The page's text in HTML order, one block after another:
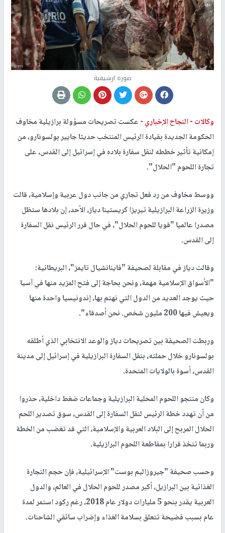
صورة ارشيفية
وكالات -النجاح الإخباري -عكست تصريحات مسؤولة برازيلية مخاوف
الحكومة الجديدة بقيادة الرئيس المنتخب حديثا جايير بولسونارو، من
إمكانية تأثير خططه لنقل سفارة بلاده في إسرائيل إلى القدس، على
تجارة اللحوم "الحلال".
ووسط مخاوف من رد فعل تجاري من جانب دول عربية وإسلامية، قالت
وزيرة الزراعة البرازيلية تيريزا كريستينا دياز، الأحد، إن بلادها ستظل
مصدرا عالميا "قويا للحوم الحلال"، في حال قرر الرئيس نقل السفارة
إلى القدس.
وقالت دياز في مقابلة لصحيفة "فاينانشيال تايمز"، البريطانية:
"الأسواق الإسلامية مهمة، ونحن بحاجة إلى فتح المزيد منها في آسيا
حيث يوجد العديد من الدول التي نهتم بها، إندونيسيا واحدة منها
ويعيش فيها 200 مليون شخص. نحن أصدقاء".
وربطت الصحيفة بين تصريحات دياز والوعد الانتخابي الذي أطلقه
بولسونارو خلال حملته، بنقل السفارة البرازيلية في إسرائيل إلى مدينة
القدس، أسوة بالولايات المتحدة.
وكان منتجو اللحوم المحلية البرازيلية وجماعات ضغط داخلية، حذروا
من أن تهدد خطة الرئيس لنقل السفارة إلى القدس، سوق تصدير اللحم
الحلال المربح إلى البلاد العربية والإسلامية، التي قد تغضب من الخطة
وربما تتخذ قرارا بمقاطعة اللحوم البرازيلية.
وحسب صحيفة "جيروزاليم بوست" الإسرائيلية، فإن حجم التجارة
الغذائية بين البرازيل، أكبر مصدر للحوم الحلال في العالم، والدول
العربية يقدر بنحو 5 مليارات دولار عام 2018، رغم ركود استمر لمدة
عام بسبب فضيحة تتعلق بسلامة الغذاء وإضراب سائقي الشاحنات.